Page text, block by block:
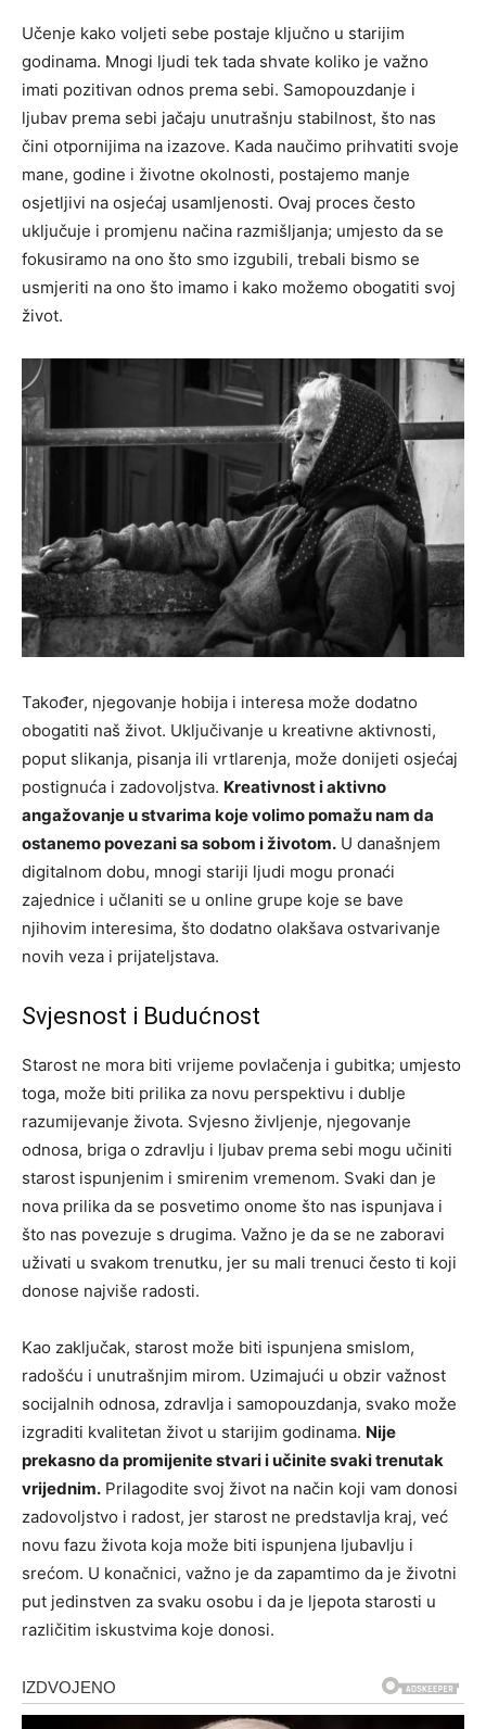
Učenje kako voljeti sebe postaje ključno u starijim
godinama. Mnogi ljudi tek tada shvate koliko je važno
imati pozitivan odnos prema sebi. Samopouzdanje i
ljubav prema sebi jačaju unutrašnju stabilnost, što nas
čini otpornijima na izazove. Kada naučimo prihvatiti svoje
mane, godine i životne okolnosti, postajemo manje
osjetljivi na osjećaj usamljenosti. Ovaj proces često
uključuje i promjenu načina razmišljanja; umjesto da se
fokusiramo na ono što smo izgubili, trebali bismo se
usmjeriti na ono što imamo i kako možemo obogatiti svoj
život.
Također, njegovanje hobija i interesa može dodatno
obogatiti naš život. Uključivanje u kreativne aktivnosti,
poput slikanja, pisanja ili vrtlarenja, može donijeti osjećaj
postignuća i zadovoljstva. Kreativnost i aktivno
angažovanje u stvarima koje volimo pomažu nam da
ostanemo povezani sa sobom i životom. U današnjem
digitalnom dobu, mnogi stariji ljudi mogu pronaći
zajednice i učlaniti se u online grupe koje se bave
njihovim interesima, što dodatno olakšava ostvarivanje
novih veza i prijateljstava.
Svjesnost i Budućnost
Starost ne mora biti vrijeme povlačenja i gubitka; umjesto
toga, može biti prilika za novu perspektivu i dublje
razumijevanje života. Svjesno življenje, njegovanje
odnosa, briga o zdravlju i ljubav prema sebi mogu učiniti
starost ispunjenim i smirenim vremenom. Svaki dan je
nova prilika da se posvetimo onome što nas ispunjava i
što nas povezuje s drugima. Važno je da se ne zaboravi
uživati u svakom trenutku, jer su mali trenuci često ti koji
donose najviše radosti.
Kao zaključak, starost može biti ispunjena smislom,
radošću i unutrašnjim mirom. Uzimajući u obzir važnost
socijalnih odnosa, zdravlja i samopouzdanja, svako može
izgraditi kvalitetan život u starijim godinama. Nije
prekasno da promijenite stvari i učinite svaki trenutak
vrijednim. Prilagodite svoj život na način koji vam donosi
zadovoljstvo i radost, jer starost ne predstavlja kraj, već
novu fazu života koja može biti ispunjena ljubavlju i
srećom. U konačnici, važno je da zapamtimo da je životni
put jedinstven za svaku osobu i da je ljepota starosti u
različitim iskustvima koje donosi.